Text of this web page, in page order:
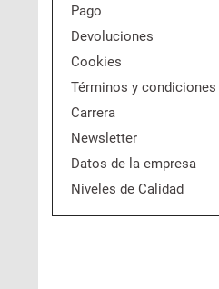
Pago
Devoluciones
Cookies
Términos y condiciones
Carrera
Newsletter
Datos de la empresa
Niveles de Calidad